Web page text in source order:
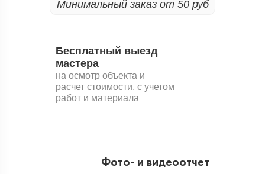
Бесплатный выезд
мастера
на осмотр объекта и
расчет стоимости, с учетом
работ и материала
Фото- и видеоотчет